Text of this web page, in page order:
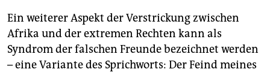
Ein weiterer Aspekt der Verstrickung zwischen
Afrika und der extremen Rechten kann als
Syndrom der falschen Freunde bezeichnet werden
– eine Variante des Sprichworts: Der Feind meines